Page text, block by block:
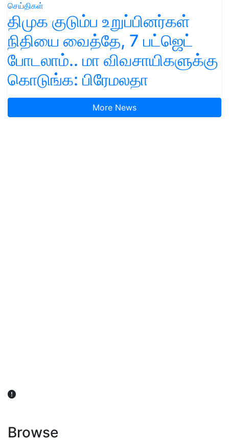
செய்திகள்
திமுக குடும்ப உறுப்பினர்கள்
நிதியை வைத்தே, 7 பட்ஜெட்
போடலாம்.. மா விவசாயிகளுக்கு
கொடுங்க: பிரேமலதா
More News
Browse